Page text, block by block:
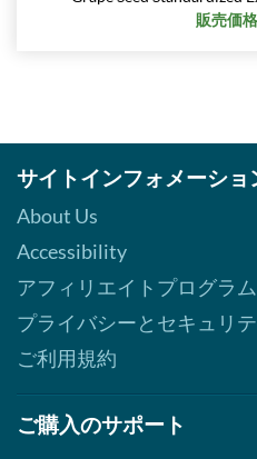
販売価
サイトインフォメーショ
About Us
Accessibility
アフィリエイトプログラム
プライバシーとセキュリ
ご利用規約
ご購入のサポート